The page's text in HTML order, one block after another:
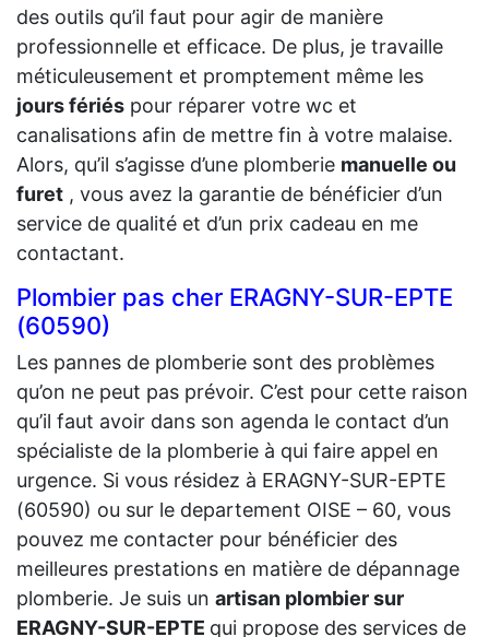
des outils qu’il faut pour agir de manière
professionnelle et efficace. De plus, je travaille
méticuleusement et promptement même les
jours fériés pour réparer votre wc et
canalisations afin de mettre fin à votre malaise.
Alors, qu’il s’agisse d’une plomberie manuelle ou
furet , vous avez la garantie de bénéficier d’un
service de qualité et d’un prix cadeau en me
contactant.
Plombier pas cher ERAGNY-SUR-EPTE
(60590)
Les pannes de plomberie sont des problèmes
qu’on ne peut pas prévoir. C’est pour cette raison
qu’il faut avoir dans son agenda le contact d’un
spécialiste de la plomberie à qui faire appel en
urgence. Si vous résidez à ERAGNY-SUR-EPTE
(60590) ou sur le departement OISE – 60, vous
pouvez me contacter pour bénéficier des
meilleures prestations en matière de dépannage
plomberie. Je suis un artisan plombier sur
ERAGNY-SUR-EPTE qui propose des services de